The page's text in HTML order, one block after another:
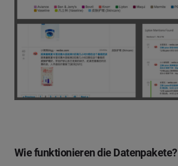
Wie funktionieren die Datenpakete?